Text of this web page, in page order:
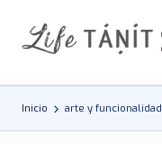
Saltar
Inicio arte y funcionalidad